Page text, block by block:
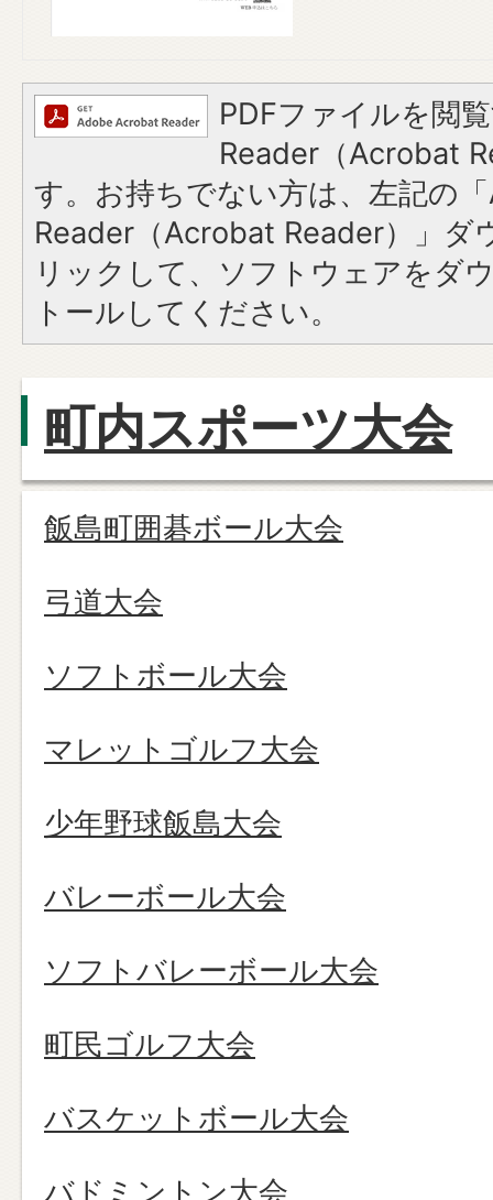
PDFファイルを閲
Reader（Acrobat
す。お持ちでない方は、左記の
Reader（Acrobat Reader）」ダ
リックして、ソフトウェアをダ
トールしてください。
町内スポーツ大会
飯島町囲碁ボール大会
弓道大会
ソフトボール大会
マレットゴルフ大会
少年野球飯島大会
バレーボール大会
ソフトバレーボール大会
町民ゴルフ大会
バスケットボール大会
バドミントン大会